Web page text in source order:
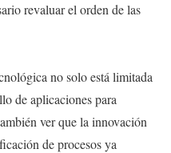
revaluar el orden de las
no solo está limitada
de aplicaciones para
ver que la innovación
de procesos ya